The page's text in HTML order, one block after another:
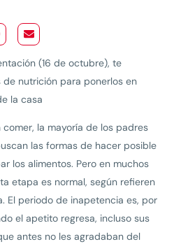
(16 de octubre), te
nutrición para ponerlos en
la casa
la mayoría de los padres
las formas de hacer posible
los alimentos. Pero en muchos
etapa es normal, según refieren
El periodo de inapetencia es, por
el apetito regresa, incluso sus
antes no les agradaban del